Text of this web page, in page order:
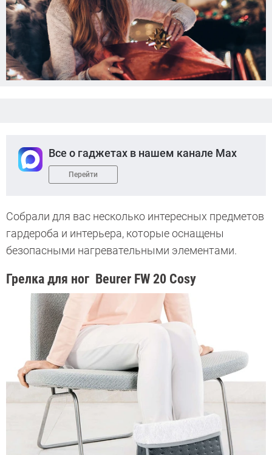
Все о гаджетах в нашем канале Max
Перейти
Собрали для вас несколько интересных предметов
гардероба и интерьера, которые оснащены
безопасными нагревательными элементами.
Грелка для ног Beurer FW 20 Cosy